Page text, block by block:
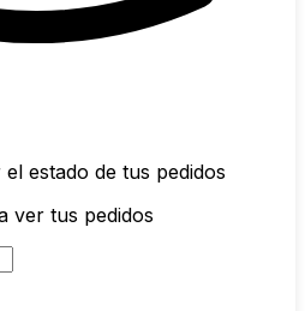
estado de tus pedidos
ver tus pedidos